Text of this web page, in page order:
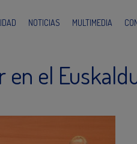
NOTICIAS MULTIMEDIA
el